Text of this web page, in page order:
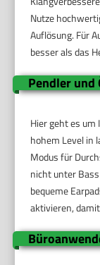
Nutze
Auflösung. Für
besser als das
Pendler und
Hier geht es
hohem Level in
Modus für
nicht unter
bequeme
aktivieren,